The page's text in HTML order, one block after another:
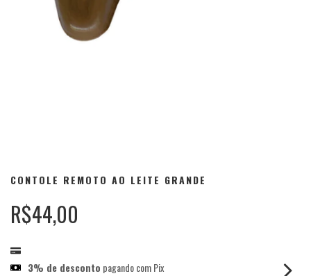
CONTOLE REMOTO AO LEITE GRANDE
R$44,00
3% de desconto pagando com Pix